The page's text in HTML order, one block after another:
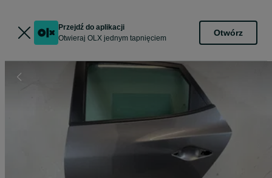
Przejdź do aplikacji
Otwieraj OLX jednym tapnięciem
Otwórz